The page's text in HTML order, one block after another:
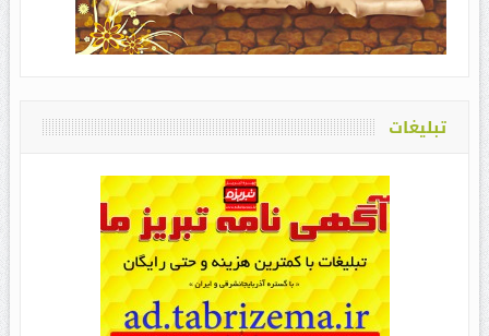
تبلیغات